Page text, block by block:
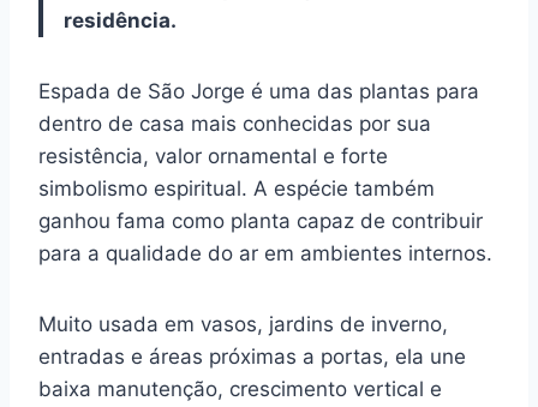
residência.
Espada de São Jorge é uma das plantas para
dentro de casa mais conhecidas por sua
resistência, valor ornamental e forte
simbolismo espiritual. A espécie também
ganhou fama como planta capaz de contribuir
para a qualidade do ar em ambientes internos.
Muito usada em vasos, jardins de inverno,
entradas e áreas próximas a portas, ela une
baixa manutenção, crescimento vertical e